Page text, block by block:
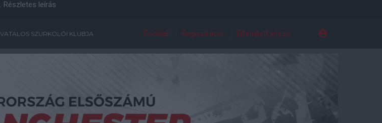
Részletes leírás
SZURKOLÓI KLUBJA Főoldal Regisztráció Elfelejtett jelszó